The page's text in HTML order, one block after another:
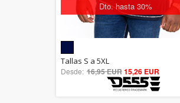
Dto. hasta 30%
out of 5
Tallas S a 5XL
Desde: 16,95 EUR15,26 EUR